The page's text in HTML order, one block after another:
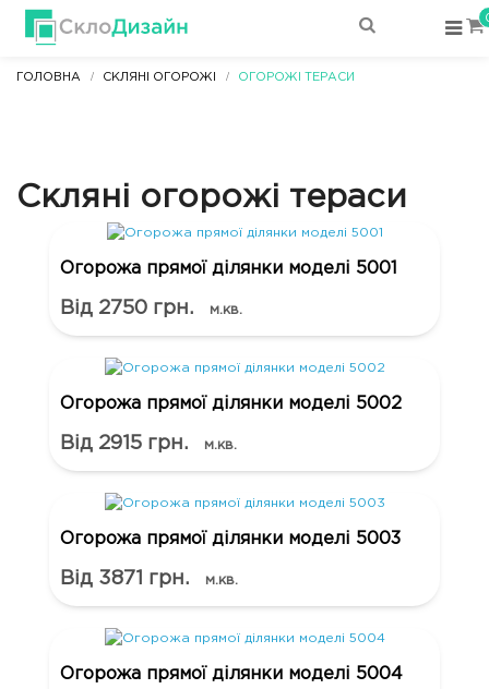
ГОЛОВНА СКЛЯНІ ОГОРОЖІ ОГОРОЖІ ТЕРАСИ
Скляні огорожі тераси
Огорожа прямої ділянки моделі 5001
Від 2750 грн. м.кв.
Огорожа прямої ділянки моделі 5002
Від 2915 грн. м.кв.
Огорожа прямої ділянки моделі 5003
Від 3871 грн. м.кв.
Огорожа прямої ділянки моделі 5004